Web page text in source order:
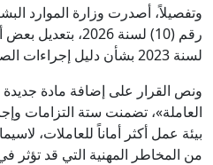
وتفصيلاً، أصدرت وزارة الموارد
لسنة 2023 بشأن دليل إجراءات الصحة والسلامة المهنية.
ونص القرار على إضافة مادة جديدة
العاملة»، تضمنت ستة التزامات
بيئة عمل أكثر أماناً للعاملات،
من المخاطر المهنية التي قد تؤثر